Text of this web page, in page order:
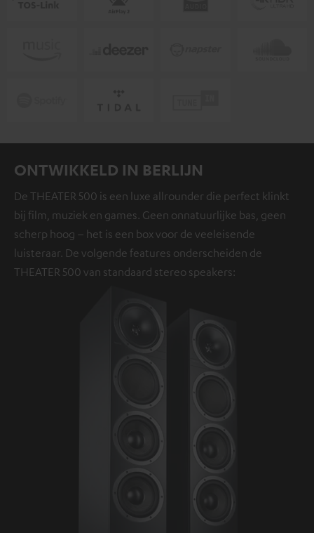
ONTWIKKELD IN BERLIJN
De THEATER 500 is een luxe allrounder die perfect klinkt
bij film, muziek en games. Geen onnatuurlijke bas, geen
scherp hoog – het is een box voor de veeleisende
luisteraar. De volgende features onderscheiden de
THEATER 500 van standaard stereo speakers: